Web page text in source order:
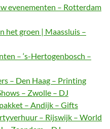
evenementen – Rotterdam
het groen | Maassluis –
– ‘s-Hertogenbosch –
– Den Haag – Printing
– Zwolle – DJ
– Andijk – Gifts
– Rijswijk – World